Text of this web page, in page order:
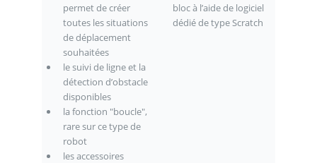
permet de créer
toutes les situations
de déplacement
souhaitées
le suivi de ligne et la
détection d’obstacle
disponibles
la fonction "boucle",
rare sur ce type de
robot
les accessoires
bloc à l’aide de logiciel
dédié de type Scratch